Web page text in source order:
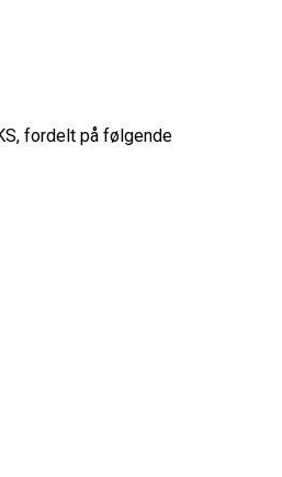
fordelt på følgende